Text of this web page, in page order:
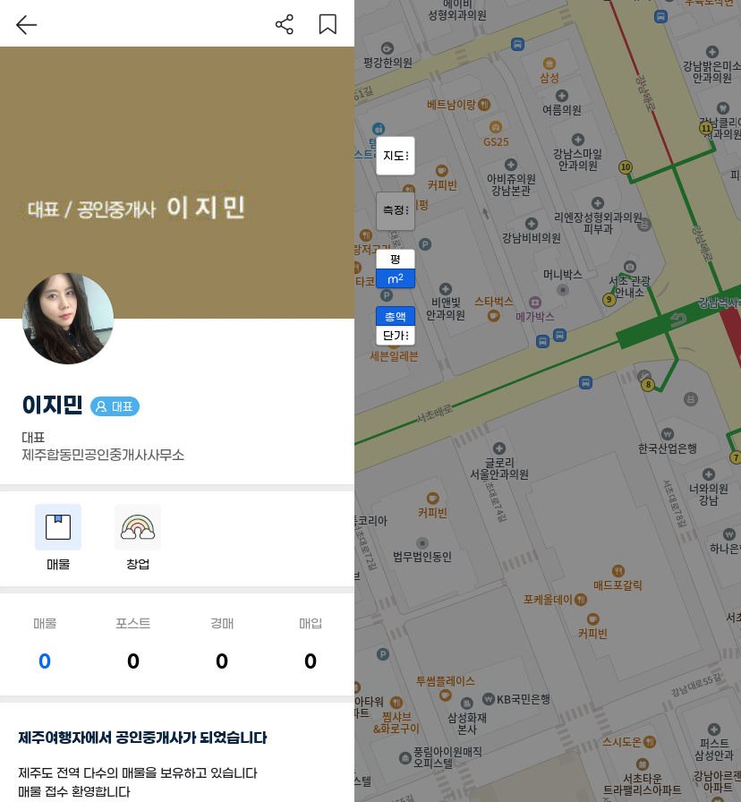
지도
측정
평
m2
총액
단가
이지민 대표
대표
제주합동민공인중개사사무소
매물 창업
매물
0
포스트
0
경매
0
매입
0
제주여행자에서 공인중개사가 되었습니다
제주도 전역 다수의 매물을 보유하고 있습니다
매물 접수 환영합니다